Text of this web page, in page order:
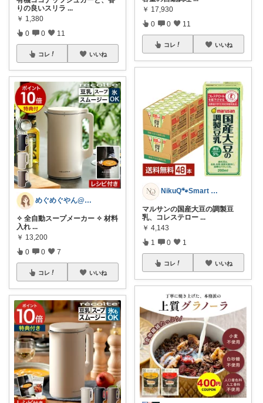
りの良いスリラ ...
￥ 1,380
0 0 11
コレ いいね
めぐめぐやん@2児ママ×ゆるっと暮らし
✧ 全自動スープメーカー ✧ 材料
入れ ...
￥ 13,200
0 0 7
コレ いいね
￥ 17,930
0 0 11
コレ いいね
NikuQ🐾Smart Choice
マルサンの国産大豆の調製豆
乳、コレステロー ...
￥ 4,143
1 0 1
コレ いいね